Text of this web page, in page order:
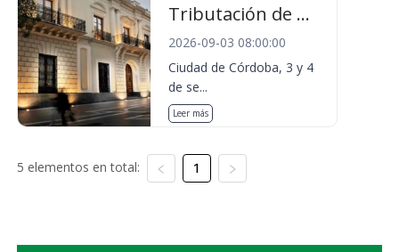
Tributación de ...
2026-09-03 08:00:00
Ciudad de Córdoba, 3 y 4
de se...
Leer más
5 elementos en total: 1